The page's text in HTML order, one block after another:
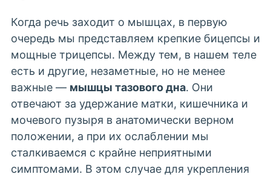
Когда речь заходит о мышцах, в первую
очередь мы представляем крепкие бицепсы и
мощные трицепсы. Между тем, в нашем теле
есть и другие, незаметные, но не менее
важные — мышцы тазового дна. Они
отвечают за удержание матки, кишечника и
мочевого пузыря в анатомически верном
положении, а при их ослаблении мы
сталкиваемся с крайне неприятными
симптомами. В этом случае для укрепления